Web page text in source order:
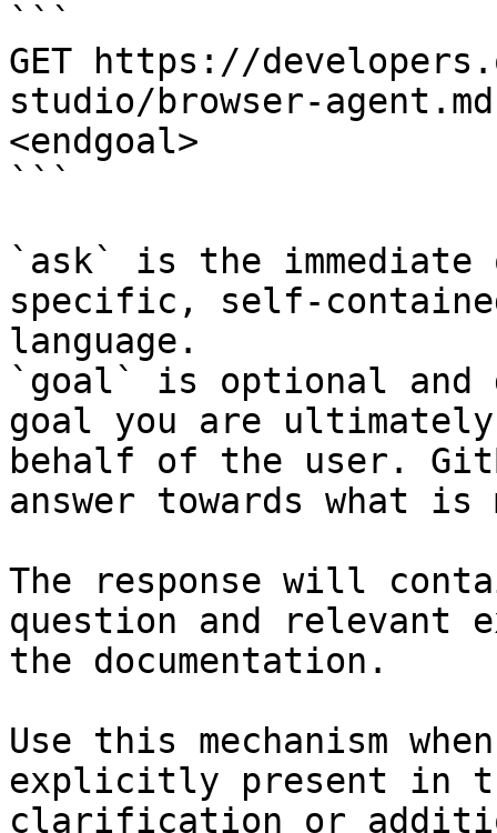
```
GET https://
studio/browser-
<endgoal>
```
`ask` is the
specific, self-
language.
`goal` is optional and
goal you are
behalf of the user.
answer towards what
The response will
question and relevant
the documentation.
Use this mechanism
explicitly present in
clarification or